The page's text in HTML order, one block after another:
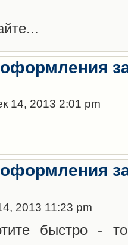
14, 2013 2:01 pm
2013 11:23 pm
быстро -